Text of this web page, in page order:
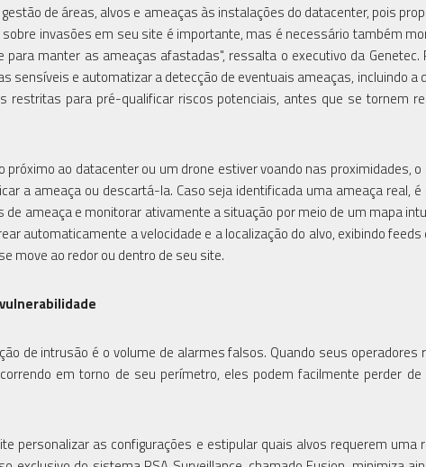
de áreas, alvos e ameaças às instalações do datacenter, pois
invasões em seu site é importante, mas é necessário também
manter as ameaças afastadas", ressalta o executivo da Genetec.
sensíveis e automatizar a detecção de eventuais ameaças, incluindo a
restritas para pré-qualificar riscos potenciais, antes que se tornem
ao datacenter ou um drone estiver voando nas proximidades,
a ameaça ou descartá-la. Caso seja identificada uma ameaça real,
ameaça e monitorar ativamente a situação por meio de um mapa
automaticamente a velocidade e a localização do alvo, exibindo feeds
move ao redor ou dentro de seu site.
de intrusão é o volume de alarmes falsos. Quando seus operadores
em torno de seu perímetro, eles podem facilmente perder
personalizar as configurações e estipular quais alvos requerem uma